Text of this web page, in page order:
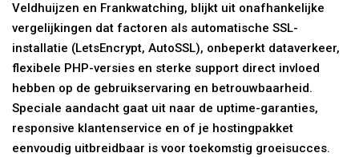
Veldhuijzen en Frankwatching, blijkt uit onafhankelijke
vergelijkingen dat factoren als automatische SSL-
installatie (LetsEncrypt, AutoSSL), onbeperkt dataverkeer,
flexibele PHP-versies en sterke support direct invloed
hebben op de gebruikservaring en betrouwbaarheid.
Speciale aandacht gaat uit naar de uptime-garanties,
responsive klantenservice en of je hostingpakket
eenvoudig uitbreidbaar is voor toekomstig groeisucces.